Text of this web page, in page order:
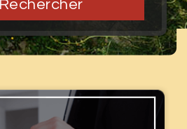
Rechercher